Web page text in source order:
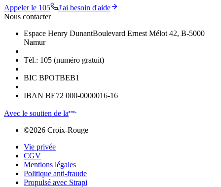
Appeler le 105
J'ai besoin d'aide
Nous contacter
Espace Henry DunantBoulevard Ernest Mélot 42, B-5000
Namur
Tél.: 105 (numéro gratuit)
BIC BPOTBEB1
IBAN BE72 000-0000016-16
Avec le soutien de la
©2026 Croix-Rouge
Vie privée
CGV
Mentions légales
Politique anti-fraude
Propulsé avec Strapi